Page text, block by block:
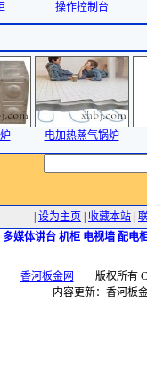
操作控制台
电加热蒸气锅炉
设为主页 收藏本站
多媒体讲台 机柜 电视墙 配电
香河板金网
版权所有
内容更新：香河板